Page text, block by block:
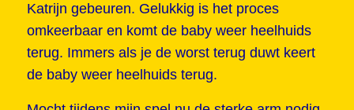
Katrijn gebeuren. Gelukkig is het proces
omkeerbaar en komt de baby weer heelhuids
terug. Immers als je de worst terug duwt keert
de baby weer heelhuids terug.